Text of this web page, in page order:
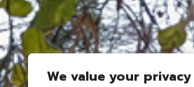
We value your privacy